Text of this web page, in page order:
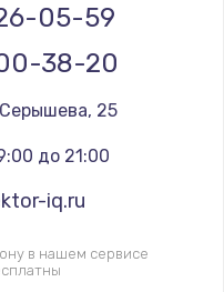
05-59
38-20
25
до 21:00
iq.ru
в нашем сервисе